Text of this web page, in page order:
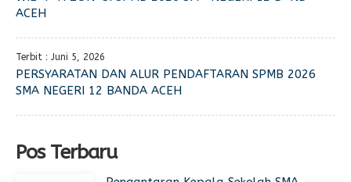
ACEH
Terbit : Juni 5, 2026
PERSYARATAN DAN ALUR PENDAFTARAN SPMB 2026
SMA NEGERI 12 BANDA ACEH
Pos Terbaru